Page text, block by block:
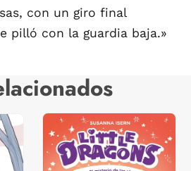
con un giro final
pilló con la guardia baja.»